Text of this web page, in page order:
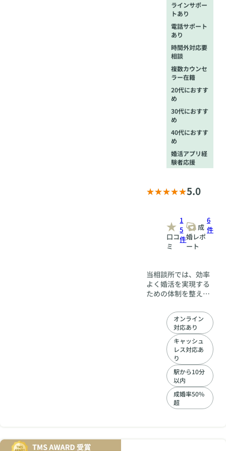
ラインサポー
トあり
電話サポート
あり
時間外対応要
相談
複数カウンセ
ラー在籍
20代におすす
め
30代におすす
め
40代におすす
め
婚活アプリ経
験者応援
5.0
口コ
ミ
1
5
件
成
婚レポ
ート
6
件
当相談所では、効率
よく婚活を実現する
ための体制を整えて
には、交際開始から
わずか31日や50日で
成婚された会員様も
おり、短期間で「ご
成婚」に導く実績が
豊富です。「恋愛経
験がない」「婚活は
初めてで不安」——
そんな方でも安心し
てください。当相談
所では、ゼロからス
オンライン
対応あり
キャッシュ
レス対応あ
り
駅から10分
以内
成婚率50%
超